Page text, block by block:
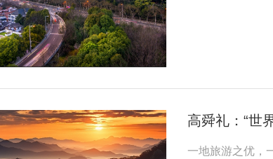
高舜礼：“世
一地旅游之优，